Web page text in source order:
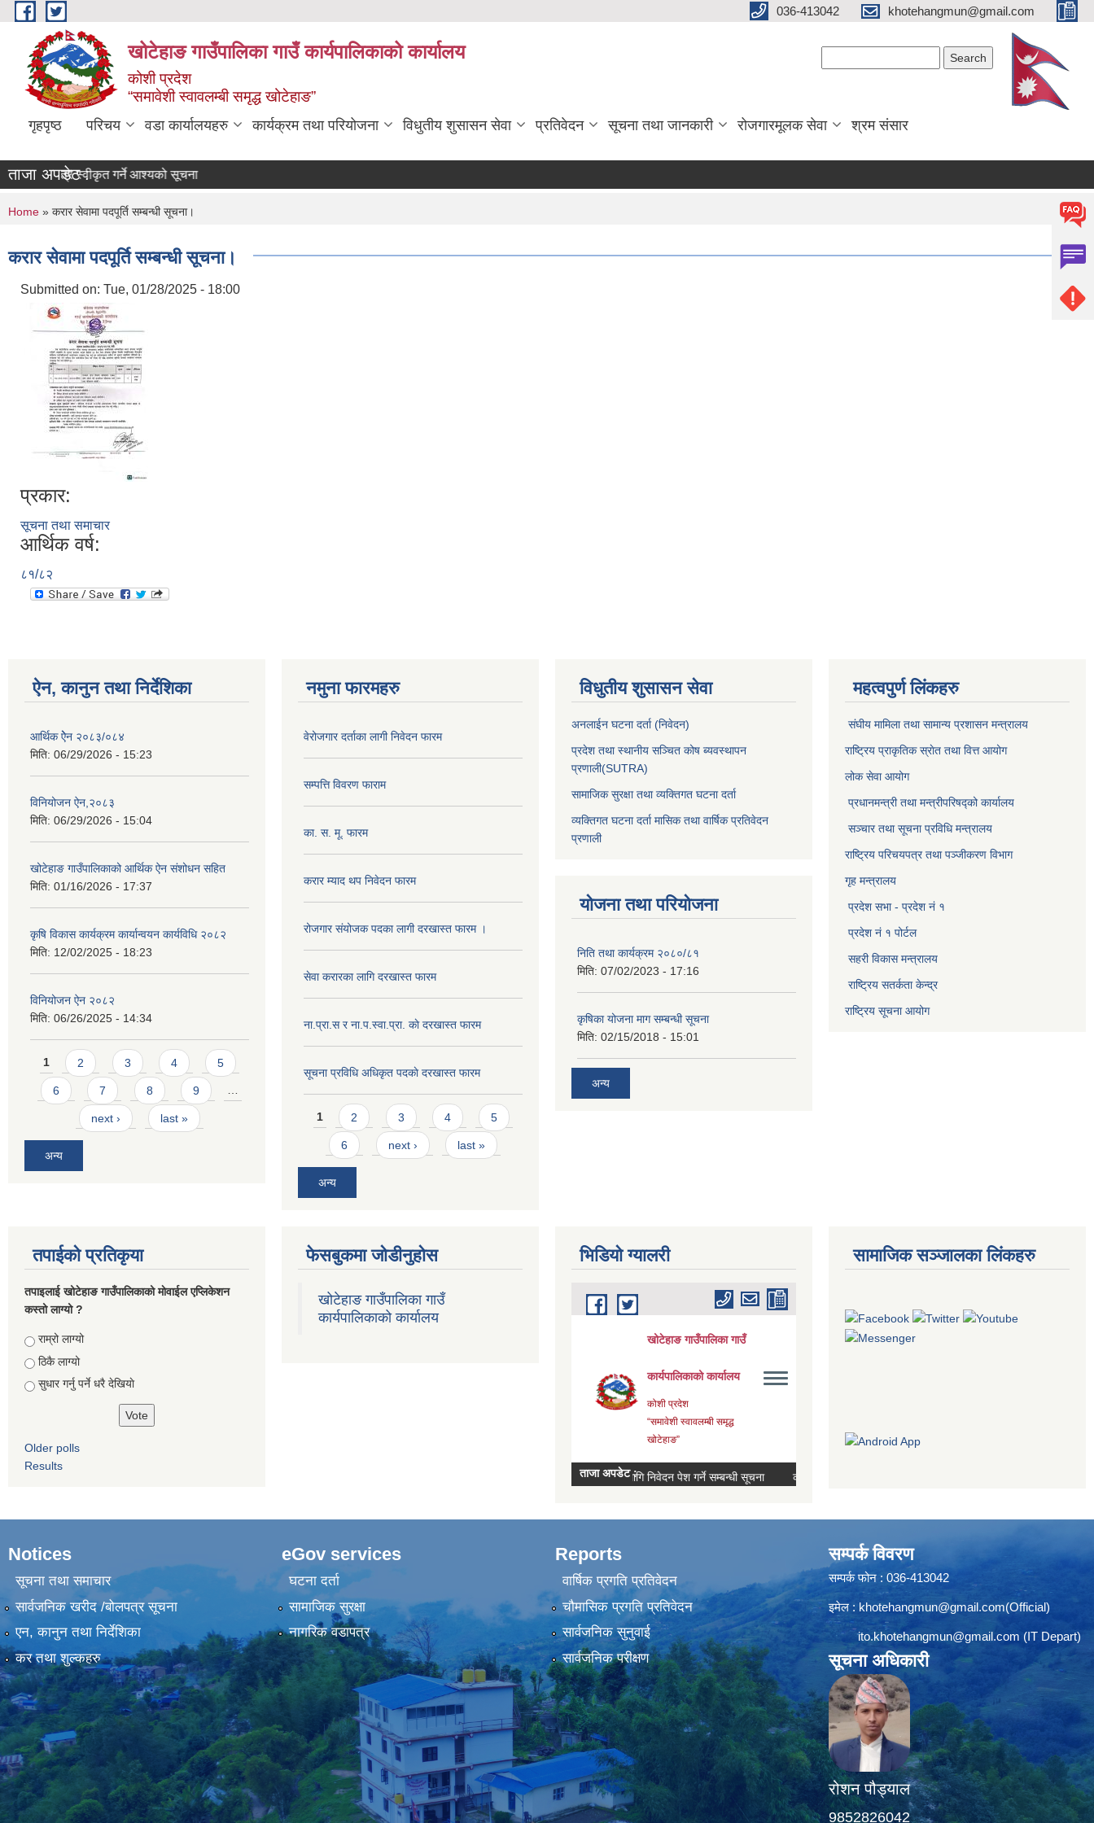
Skip to main content 036-413042 khotehangmun@gmail.com
खोटेहाङ गाउँपालिका गाउँ कार्यपालिकाको कार्यालय
कोशी प्रदेश
“समावेशी स्वावलम्बी समृद्ध खोटेहाङ”
गृहपृष्ठ परिचय वडा कार्यालयहरु कार्यक्रम तथा परियोजना विधुतीय शुसासन सेवा प्रतिवेदन सूचना तथा जानकारी रोजगारमूलक सेवा श्रम संसार
ताजा अपडेट :
बोलपत्र स्वीकृत गर्ने आश्यको सूचना
You are here
Home » करार सेवामा पदपूर्ति सम्बन्धी सूचना।
करार सेवामा पदपूर्ति सम्बन्धी सूचना।
Submitted on: Tue, 01/28/2025 - 18:00
प्रकार:
सूचना तथा समाचार
आर्थिक वर्ष:
८१/८२
ऐन, कानुन तथा निर्देशिका
आर्थिक ऐेन २०८३/०८४
मिति: 06/29/2026 - 15:23
विनियोजन ऐन,२०८३
मिति: 06/29/2026 - 15:04
खोटेहाङ गाउँपालिकाको आर्थिक ऐन संशोधन सहित
मिति: 01/16/2026 - 17:37
कृषि विकास कार्यक्रम कार्यान्वयन कार्यविधि २०८२
मिति: 12/02/2025 - 18:23
विनियोजन ऐन २०८२
मिति: 06/26/2025 - 14:34
Pages
1 2 3 4 5
6 7 8 9 …
next › last »
अन्य
नमुना फारमहरु
वेरोजगार दर्ताका लागी निवेदन फारम
सम्पत्ति विवरण फाराम
का. स. मू. फारम
करार म्याद थप निवेदन फारम
रोजगार संयोजक पदका लागी दरखास्त फारम ।
सेवा करारका लागि दरखास्त फारम
ना‍.प्रा.स र ना.प.स्वा.प्रा. काे दरखास्त फारम
सूचना प्रविधि अधिकृत पदकाे दरखास्त फारम
Pages
1 2 3 4 5
6 next › last »
अन्य
विधुतीय शुसासन सेवा
अनलाईन घटना दर्ता (निवेदन)
प्रदेश तथा स्थानीय सञ्चित कोष ब्यवस्थापन
प्रणाली(SUTRA)
सामाजिक सुरक्षा तथा व्यक्तिगत घटना दर्ता
व्यक्तिगत घटना दर्ता मासिक तथा वार्षिक प्रतिवेदन
प्रणाली
योजना तथा परियोजना
निति तथा कार्यक्रम २०८०/८१
मिति: 07/02/2023 - 17:16
कृषिका योजना माग सम्बन्धी सूचना
मिति: 02/15/2018 - 15:01
अन्य
महत्वपुर्ण लिंकहरु
संघीय मामिला तथा सामान्य प्रशासन मन्त्रालय
राष्ट्रिय प्राकृतिक स्राेत तथा वित्त आयोग
लोक सेवा आयोग
प्रधानमन्त्री तथा मन्त्रीपरिषद्को कार्यालय
सञ्‍चार तथा सूचना प्रविधि मन्त्रालय
राष्ट्रिय परिचयपत्र तथा पञ्जीकरण विभाग​
गृह मन्त्रालय
प्रदेश सभा - प्रदेश नं १
प्रदेश नं १ पोर्टल
सहरी विकास मन्त्रालय
राष्ट्रिय सतर्कता केन्द्र
राष्ट्रिय सूचना आयोग
तपाईको प्रतिकृया
तपाइलाई खोटेहाङ गाउँपालिकाको माेवाईल एप्लिकेशन
कस्तो लाग्यो ?
Choices
राम्रो लाग्यो
ठिकै लाग्यो
सुधार गर्नु पर्ने धरै देखियाे
Older polls
Results
फेसबुकमा जोडीनुहोस
खोटेहाङ गाउँपालिका गाउँ
कार्यपालिकाको कार्यालय
भिडियाे ग्यालरी सामाजिक सञ्जालका लिंकहरु
Notices
सूचना तथा समाचार
सार्वजनिक खरीद /बोलपत्र सूचना
एन, कानुन तथा निर्देशिका
कर तथा शुल्कहरु
eGov services
घटना दर्ता
सामाजिक सुरक्षा
नागरिक वडापत्र
Reports
वार्षिक प्रगति प्रतिवेदन
चौमासिक प्रगति प्रतिवेदन
सार्वजनिक सुनुवाई
सार्वजनिक परीक्षण
सम्पर्क विवरण
सम्पर्क फोन : 036-413042
इमेल : khotehangmun@gmail.com(Official)
ito.khotehangmun@gmail.com (IT Depart)
सूचना अधिकारी
रोशन पौड्याल
9852826042